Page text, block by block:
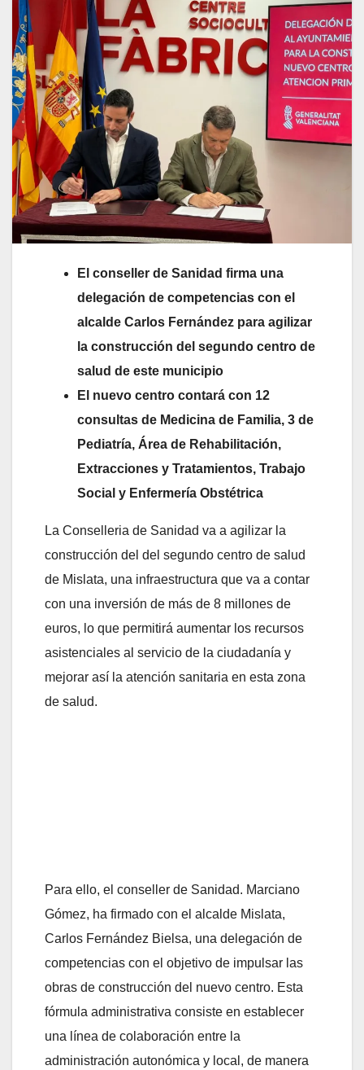
El conseller de Sanidad firma una
delegación de competencias con el
alcalde Carlos Fernández para agilizar
la construcción del segundo centro de
salud de este municipio
El nuevo centro contará con 12
consultas de Medicina de Familia, 3 de
Pediatría, Área de Rehabilitación,
Extracciones y Tratamientos, Trabajo
Social y Enfermería Obstétrica
La Conselleria de Sanidad va a agilizar la
construcción del del segundo centro de salud
de Mislata, una infraestructura que va a contar
con una inversión de más de 8 millones de
euros, lo que permitirá aumentar los recursos
asistenciales al servicio de la ciudadanía y
mejorar así la atención sanitaria en esta zona
de salud.
Para ello, el conseller de Sanidad. Marciano
Gómez, ha firmado con el alcalde Mislata,
Carlos Fernández Bielsa, una delegación de
competencias con el objetivo de impulsar las
obras de construcción del nuevo centro. Esta
fórmula administrativa consiste en establecer
una línea de colaboración entre la
administración autonómica y local, de manera